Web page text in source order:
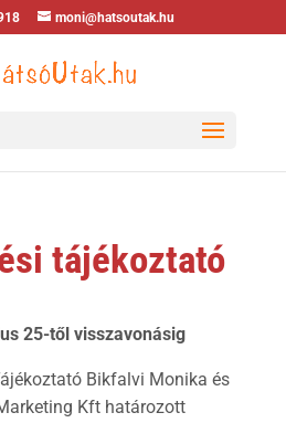
moni@hatsoutak.hu
tájékoztató
25-től visszavonásig
Bikfalvi Monika és
Kft határozott